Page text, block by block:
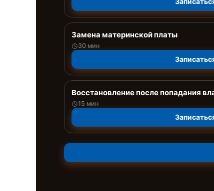
Замена материнской платы
30 мин
Восстановление после попадания
15 мин